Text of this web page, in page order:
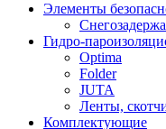
Элементы
Гидро-
Optima
Folder
JUTA
Ленты,
Комплектующие